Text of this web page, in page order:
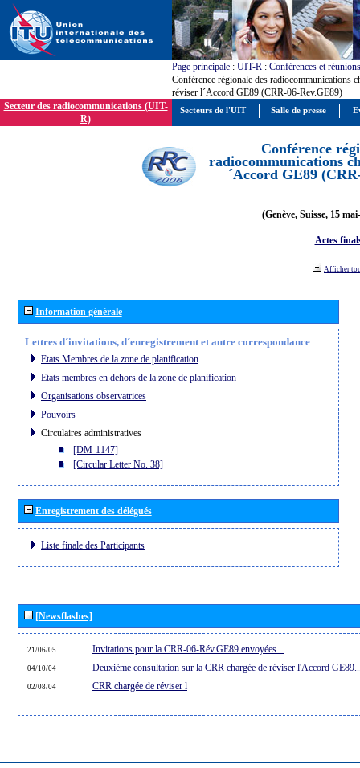
Page principale : UIT-R : Conférences et réunions
Conférence régionale des radiocommunications
réviser l´Accord GE89 (CRR-06-Rev.GE89)
Secteur des radiocommunications (UIT-
R)
Conférence
radiocommunications
´Accord GE89
(Genève, Suisse, 15
Actes
Afficher
Information générale
Lettres d´invitations, d´enregistrement et autre correspondance
Etats Membres de la zone de planification
Etats membres en dehors de la zone de planification
Organisations observatrices
Pouvoirs
Circulaires administratives
[DM-1147]
[Circular Letter No. 38]
Enregistrement des délégués
Liste finale des Participants
[Newsflashes]
21/06/05 Invitations pour la CRR-06-Rév.GE89 envoyées...
04/10/04 Deuxième consultation sur la CRR chargée de réviser l'Accord
02/08/04 CRR chargée de réviser l
Secteurs de l'UIT Salle de presse